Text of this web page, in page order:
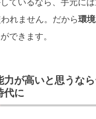
ているなら、手元に
れません。だから環
できます。
力が高いと思うな
代に